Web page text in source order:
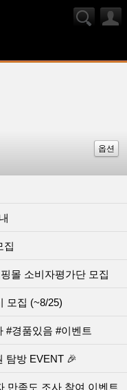
옵션
집
몰 소비자평가단 모집
모집 (~8/25)
#경품있음 #이벤트
탐방 EVENT 🎉
만족도 조사 참여 이벤트